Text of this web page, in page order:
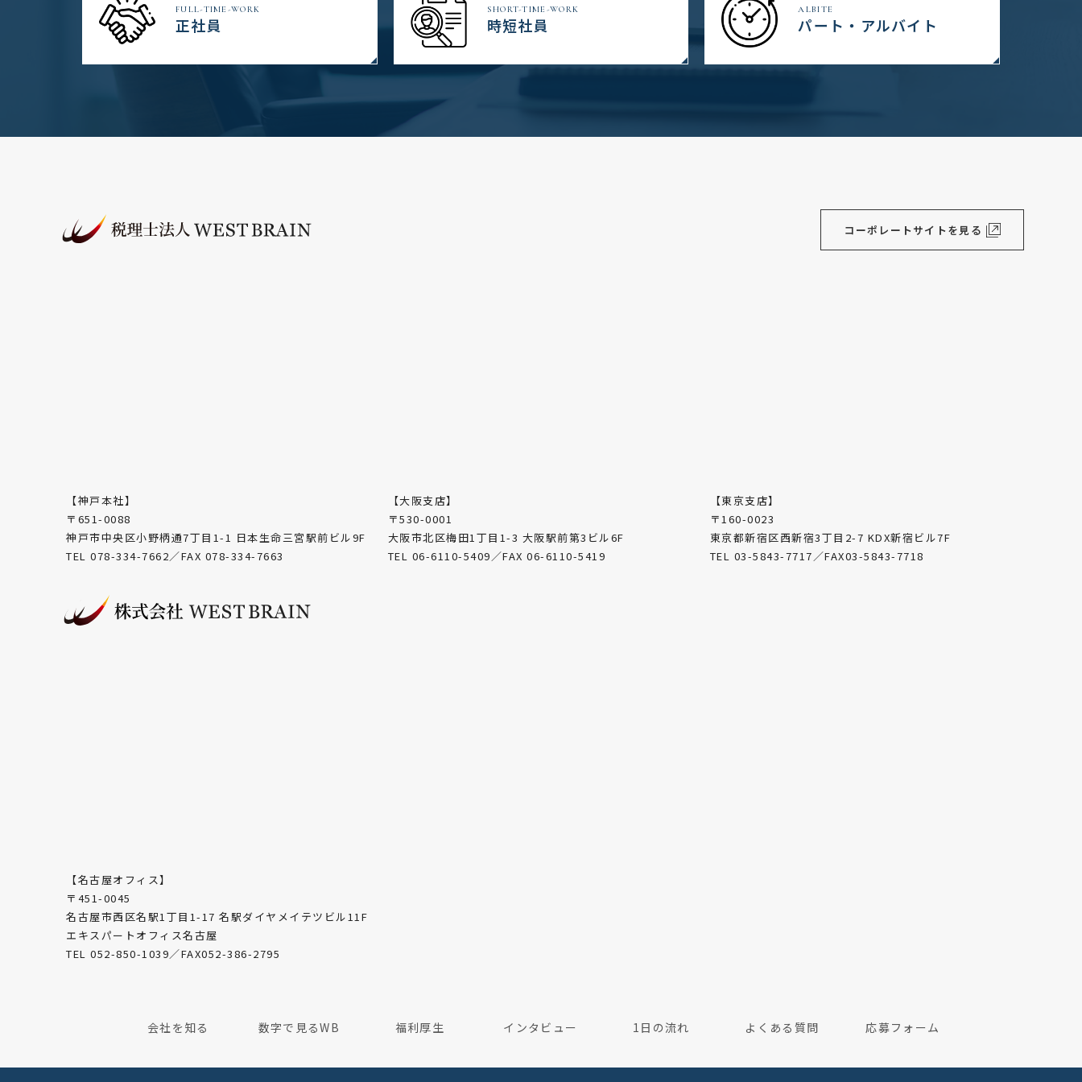
FULL-TIME-WORK
正社員
SHORT-TIME-WORK
時短社員
ALBITE
パート・アルバイト
コーポレートサイトを見る
【神戸本社】
〒651-0088
神戸市中央区小野柄通7丁目1-1 日本生命三宮駅前ビル9F
TEL 078-334-7662／FAX 078-334-7663
【大阪支店】
〒530-0001
大阪市北区梅田1丁目1-3 大阪駅前第3ビル6F
TEL 06-6110-5409／FAX 06-6110-5419
【東京支店】
〒160-0023
東京都新宿区西新宿3丁目2-7 KDX新宿ビル7F
TEL 03-5843-7717／FAX03-5843-7718
【名古屋オフィス】
〒451-0045
名古屋市西区名駅1丁目1-17 名駅ダイヤメイテツビル11F
エキスパートオフィス名古屋
TEL 052-850-1039／FAX052-386-2795
会社を知る 数字で見るWB 福利厚生 インタビュー 1日の流れ よくある質問 応募フォーム